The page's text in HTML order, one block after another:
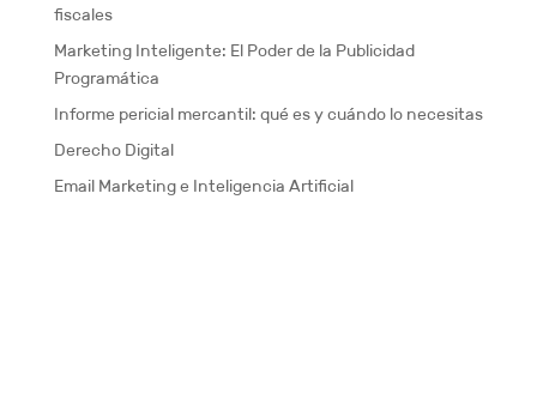
fiscales
Marketing Inteligente: El Poder de la Publicidad
Programática
Informe pericial mercantil: qué es y cuándo lo necesitas
Derecho Digital
Email Marketing e Inteligencia Artificial